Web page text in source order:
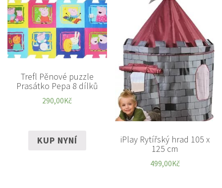
Trefl Pěnové puzzle
Prasátko Pepa 8 dílků
290,00Kč
KUP NYNÍ
iPlay Rytířský hrad 105 x
125 cm
499,00Kč